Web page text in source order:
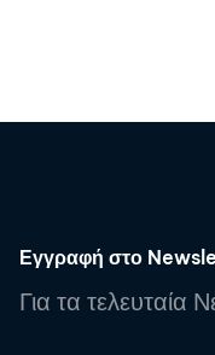
Εγγραφή στο
Για τα τελευταία